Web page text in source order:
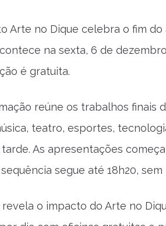
Arte no Dique celebra o fim do
na sexta, 6 de
é gratuita.
reúne os trabalhos finais
teatro, esportes,
As apresentações
sequência segue até 18h20,
o impacto do Arte no